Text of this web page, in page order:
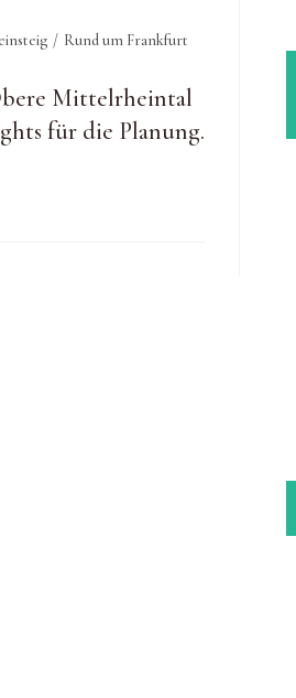
/ Rund um Frankfurt
Mittelrheintal
für die Planung.